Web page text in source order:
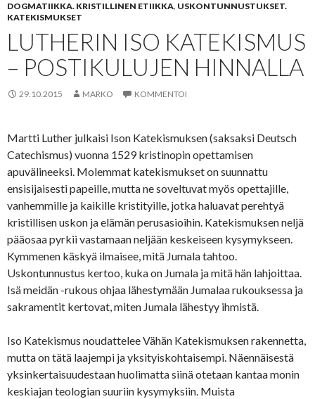
DOGMATIIKKA. KRISTILLINEN ETIIKKA, USKONTUNNUSTUKSET.
KATEKISMUKSET
LUTHERIN ISO KATEKISMUS
– POSTIKULUJEN HINNALLA
29.10.2015 MARKO KOMMENTOI
Martti Luther julkaisi Ison Katekismuksen (saksaksi Deutsch
Catechismus) vuonna 1529 kristinopin opettamisen
apuvälineeksi. Molemmat katekismukset on suunnattu
ensisijaisesti papeille, mutta ne soveltuvat myös opettajille,
vanhemmille ja kaikille kristityille, jotka haluavat perehtyä
kristillisen uskon ja elämän perusasioihin. Katekismuksen neljä
pääosaa pyrkii vastamaan neljään keskeiseen kysymykseen.
Kymmenen käskyä ilmaisee, mitä Jumala tahtoo.
Uskontunnustus kertoo, kuka on Jumala ja mitä hän lahjoittaa.
Isä meidän -rukous ohjaa lähestymään Jumalaa rukouksessa ja
sakramentit kertovat, miten Jumala lähestyy ihmistä.
Iso Katekismus noudattelee Vähän Katekismuksen rakennetta,
mutta on tätä laajempi ja yksityiskohtaisempi. Näennäisestä
yksinkertaisuudestaan huolimatta siinä otetaan kantaa monin
keskiajan teologian suuriin kysymyksiin. Muista